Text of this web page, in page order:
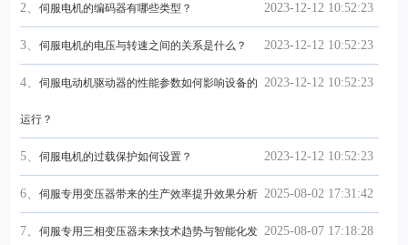
2023-12-12 10:52:23
2、 伺服电机的编码器有哪些类型？
2023-12-12 10:52:23
3、 伺服电机的电压与转速之间的关系是什么？
2023-12-12 10:52:23
4、 伺服电动机驱动器的性能参数如何影响设备的
运行？
2023-12-12 10:52:23
5、 伺服电机的过载保护如何设置？
2025-08-02 17:31:42
6、 伺服专用变压器带来的生产效率提升效果分析
2025-08-07 17:18:28
7、 伺服专用三相变压器未来技术趋势与智能化发